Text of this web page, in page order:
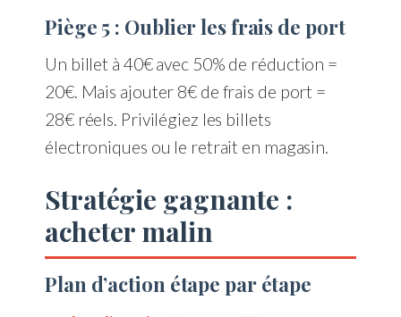
Piège 5 : Oublier les frais de port
Un billet à 40€ avec 50% de réduction =
20€. Mais ajouter 8€ de frais de port =
28€ réels. Privilégiez les billets
électroniques ou le retrait en magasin.
Stratégie gagnante :
acheter malin
Plan d’action étape par étape